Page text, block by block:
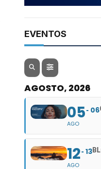
EVENTOS
AGOSTO, 2026
05
AGO
06
12
AGO
13